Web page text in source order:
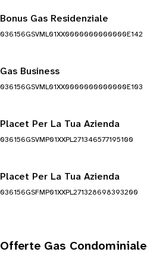
Bonus Gas Residenziale
036156GSVML01XX0000000000000E142
Gas Business
036156GSVML01XX0000000000000E103
Placet Per La Tua Azienda
036156GSVMP01XXPL271346577195100
Placet Per La Tua Azienda
036156GSFMP01XXPL271328698393200
Offerte Gas Condominiale